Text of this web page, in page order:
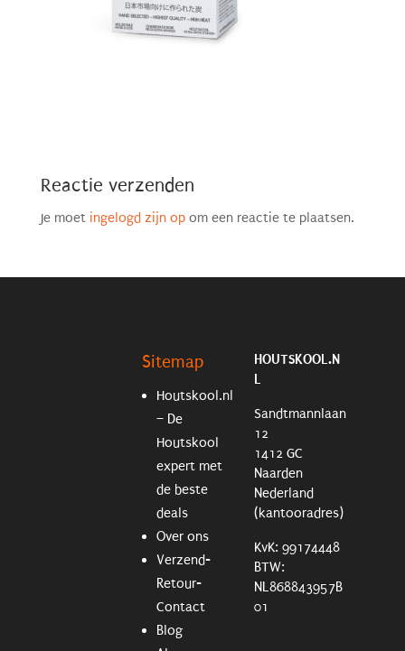
Reactie verzenden
Je moet ingelogd zijn opom een reactie te plaatsen.
Sitemap
Houtskool.nl
– De
Houtskool
expert met
de beste
deals
Over ons
Verzend-
Retour-
Contact
Blog
HOUTSKOOL.N
L
Sandtmannlaan
12
1412 GC
Naarden
Nederland
(kantooradres)
KvK: 99174448
BTW:
NL868843957B
01